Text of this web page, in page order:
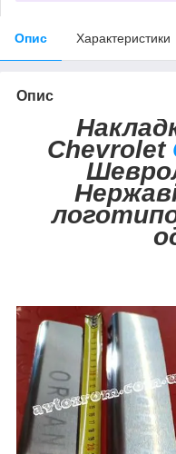
Опис Характеристики
Опис
Chevrolet